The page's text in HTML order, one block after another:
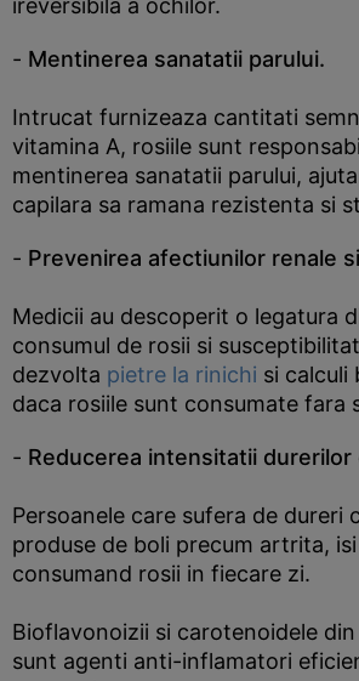
ireversibila a ochilor.
- Mentinerea sanatatii parului.
Intrucat furnizeaza cantitati
vitamina A, rosiile sunt
mentinerea sanatatii parului,
capilara sa ramana rezistenta si
- Prevenirea afectiunilor renale
Medicii au descoperit o legatura
consumul de rosii si
dezvolta pietre la rinichi si calculi
daca rosiile sunt consumate fara
- Reducerea intensitatii durerilor
Persoanele care sufera de dureri
produse de boli precum artrita,
consumand rosii in fiecare zi.
Bioflavonoizii si carotenoidele
sunt agenti anti-inflamatori